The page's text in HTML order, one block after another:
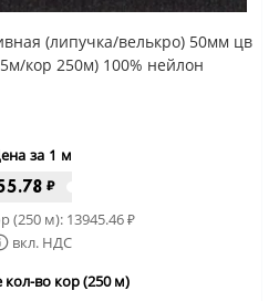
(липучка/велькро) 50мм цв
кор 250м) 100% нейлон
за 1 м
₽
(250 м): 13945.46₽
вкл. НДС
во кор (250 м)